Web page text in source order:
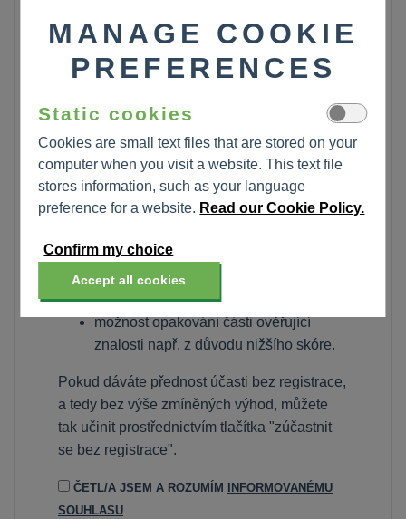
nebude možná již během analýzy dat a
žádným způsobem ani při prezentaci
výsledků tohoto šetření. Možnost vytvoření
účtu pro účast v tomto šetření sebou nese
možnost obdržet certifikát o účasti s
konečným výslekem části ověřující
znalosti,
časových úsecích, tj. uložit své
odpovědi, přerušit šetření a pokračovat
později,
možnost opakování části ověřující
znalosti např. z důvodu nižšího skóre.
Pokud dáváte přednost účasti bez registrace,
a tedy bez výše zmíněných výhod, můžete
tak učinit prostřednictvím tlačítka "zúčastnit
se bez registrace".
ČETL/A JSEM A ROZUMÍM
INFORMOVANÉMU
SOUHLASU
MANAGE COOKIE
PREFERENCES
Static cookies
Cookies are small text files that are stored on your
computer when you visit a website. This text file
stores information, such as your language
preference for a website. Read our Cookie Policy.